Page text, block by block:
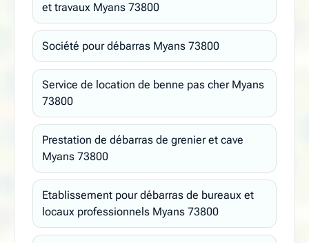
et travaux Myans 73800
Société pour débarras Myans 73800
Service de location de benne pas cher Myans
73800
Prestation de débarras de grenier et cave
Myans 73800
Etablissement pour débarras de bureaux et
locaux professionnels Myans 73800